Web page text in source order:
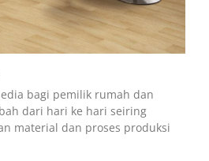
bagi pemilik rumah dan
dari hari ke hari seiring
material dan proses produksi